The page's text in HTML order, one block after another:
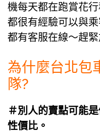
機每天都在跑賞花
都很有經驗可以與
都有客服在線～趕緊
為什麼台北包
隊?
＃別人的賣點可能
性價比。